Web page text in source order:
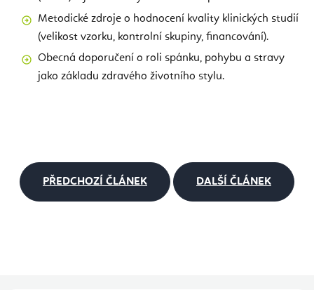
Metodické zdroje o hodnocení kvality klinických studií
(velikost vzorku, kontrolní skupiny, financování).
Obecná doporučení o roli spánku, pohybu a stravy
jako základu zdravého životního stylu.
PŘEDCHOZÍ ČLÁNEK DALŠÍ ČLÁNEK